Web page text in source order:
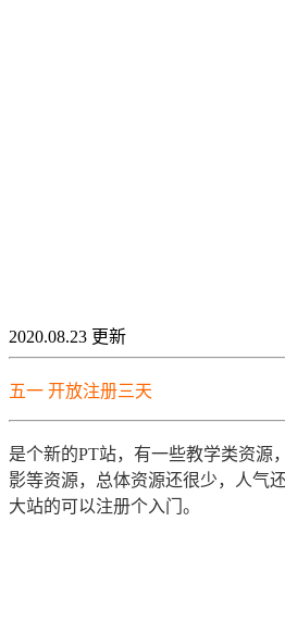
2020.08.23 更新
五一 开放注册三天
是个新的PT站，有一些教学类资源
影等资源，总体资源还很少，人气
大站的可以注册个入门。